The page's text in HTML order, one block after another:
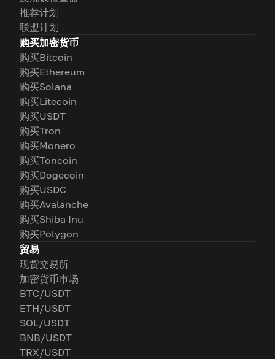
推荐计划
联盟计划
购买加密货币
购买Bitcoin
购买Ethereum
购买Solana
购买Litecoin
购买USDT
购买Tron
购买Monero
购买Toncoin
购买Dogecoin
购买USDC
购买Avalanche
购买Shiba Inu
购买Polygon
贸易
现货交易所
加密货币市场
BTC/USDT
ETH/USDT
SOL/USDT
BNB/USDT
TRX/USDT